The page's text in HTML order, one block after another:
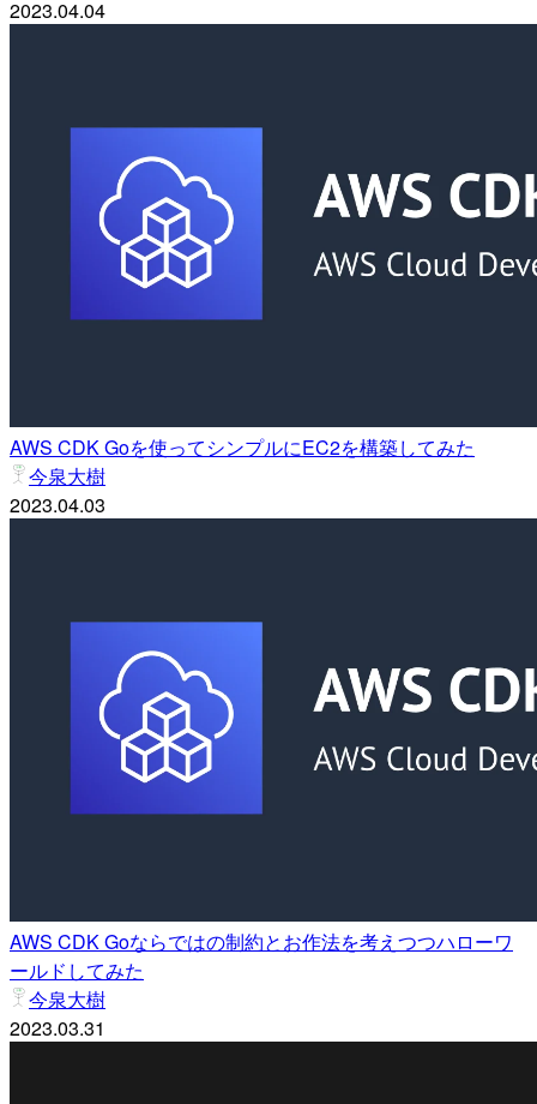
2023.04.04
AWS CDK Goを使ってシンプルにEC2を構築してみた
今泉大樹
2023.04.03
AWS CDK Goならではの制約とお作法を考えつつハローワ
ールドしてみた
今泉大樹
2023.03.31